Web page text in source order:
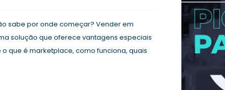
sabe por onde começar? Vender em
solução que oferece vantagens especiais
que é marketplace, como funciona, quais